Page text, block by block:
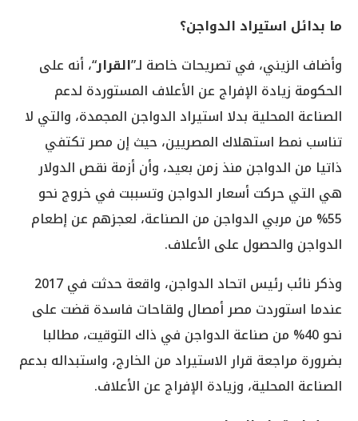
ما بدائل استيراد الدواجن؟
وأضاف الزيني، في تصريحات خاصة لـ”القرار“، أنه على
الحكومة زيادة الإفراج عن الأعلاف المستوردة لدعم
الصناعة المحلية بدلا استيراد الدواجن المجمدة، والتي لا
تناسب نمط استهلاك المصريين، حيث إن مصر تكتفي
ذاتيا من الدواجن منذ زمن بعيد، وأن أزمة نقص الدولار
هي التي حركت أسعار الدواجن وتسببت في خروج نحو
55% من مربي الدواجن من الصناعة، لعجزهم عن إطعام
الدواجن والحصول على الأعلاف.
وذكر نائب رئيس اتحاد الدواجن، واقعة حدثت في 2017
عندما استوردت مصر أمصال ولقاحات فاسدة قضت على
نحو 40% من صناعة الدواجن في ذاك التوقيت، مطالبا
بضرورة مراجعة قرار الاستيراد من الخارج، واستبداله بدعم
الصناعة المحلية، وزيادة الإفراج عن الأعلاف.